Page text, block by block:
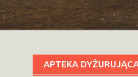
APTEKA